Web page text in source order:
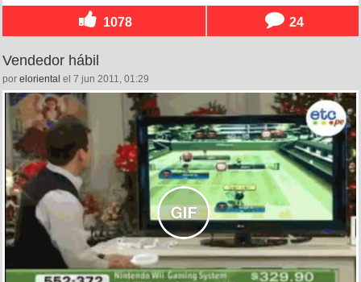
1078 24
Vendedor hábil
por eloriental el 7 jun 2011, 01:29